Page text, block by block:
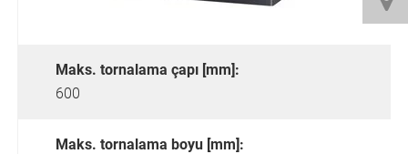
Maks. tornalama çapı [mm]:
600
Maks. tornalama boyu [mm]: